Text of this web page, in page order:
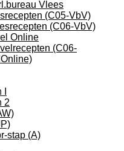
Vlees
(C05-VbV)
(C06-VbV)
Online
(C06-
2
stap (A)